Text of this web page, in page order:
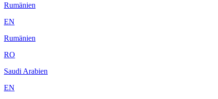
Rumänien
EN
Rumänien
RO
Saudi Arabien
EN